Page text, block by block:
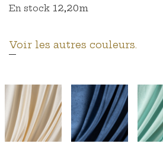
En stock 12,20m
Voir les autres couleurs.